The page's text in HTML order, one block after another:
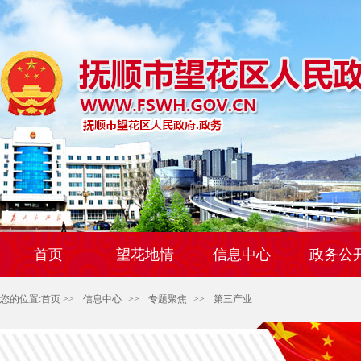
首页 望花地情 信息中心 政务公
您的位置:首页 >> 信息中心 >> 专题聚焦 >> 第三产业